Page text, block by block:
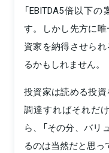
「EBITDA5倍以下
す。しかし先方に
資家を納得させら
るかもしれません。
投資家は読める投
調達すればそれだ
ら、「その分、バリ
るのは当然だと思っ